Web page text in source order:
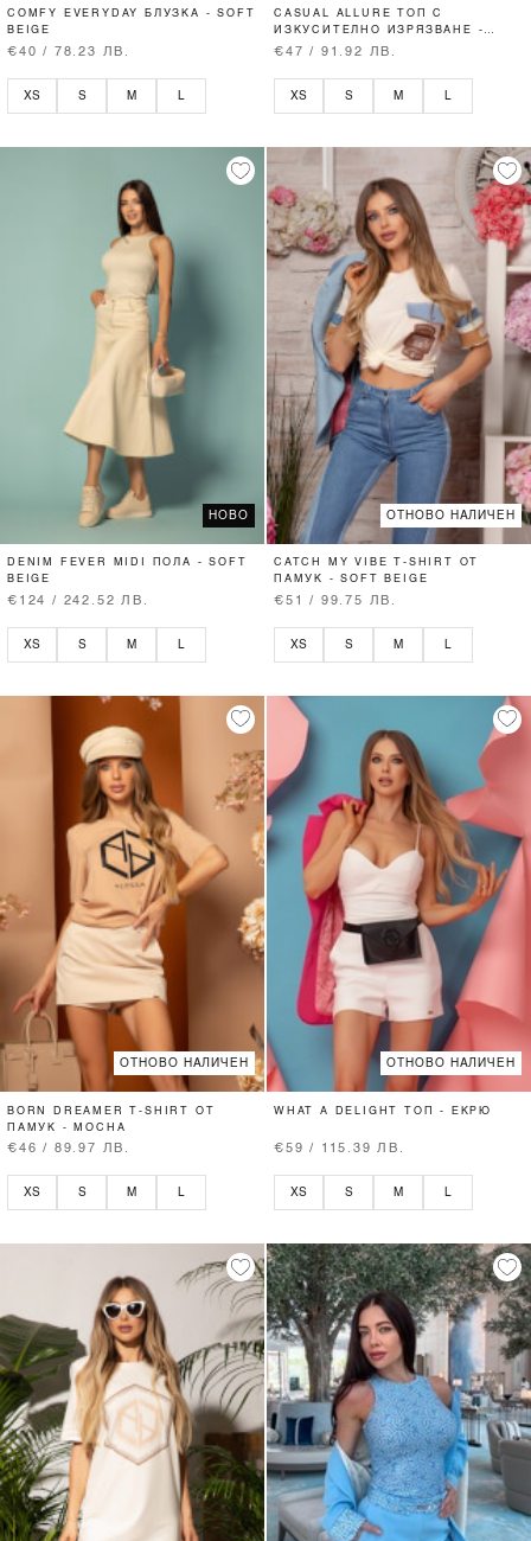
COMFY EVERYDAY БЛУЗКА - SOFT
BEIGE
€40 / 78.23 ЛВ.
XS S M L
CASUAL ALLURE ТОП С
ИЗКУСИТЕЛНО ИЗРЯЗВАНЕ -
SOFT BEIGE
€47 / 91.92 ЛВ.
XS S M L
НОВО
DENIM FEVER MIDI ПОЛА - SOFT
BEIGE
€124 / 242.52 ЛВ.
XS S M
ОТНОВО НАЛИЧЕН
CATCH MY VIBE T-SHIRT ОТ
ПАМУК - SOFT BEIGE
€51 / 99.75 ЛВ.
XS S M
ОТНОВО НАЛИЧЕН
BORN DREAMER T-SHIRT ОТ
ПАМУК - MOCHA
€46 / 89.97 ЛВ.
XS S M L
ОТНОВО НАЛИЧЕН
WHAT A DELIGHT ТОП - ЕКРЮ
€59 / 115.39 ЛВ.
XS S M L